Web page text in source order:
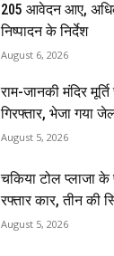
205 आवेदन आए,
निष्पादन के निर्देश
August 6, 2026
राम-जानकी मंदिर
गिरफ्तार, भेजा गया
August 5, 2026
चकिया टोल प्लाजा
रफ्तार कार, तीन की
August 5, 2026